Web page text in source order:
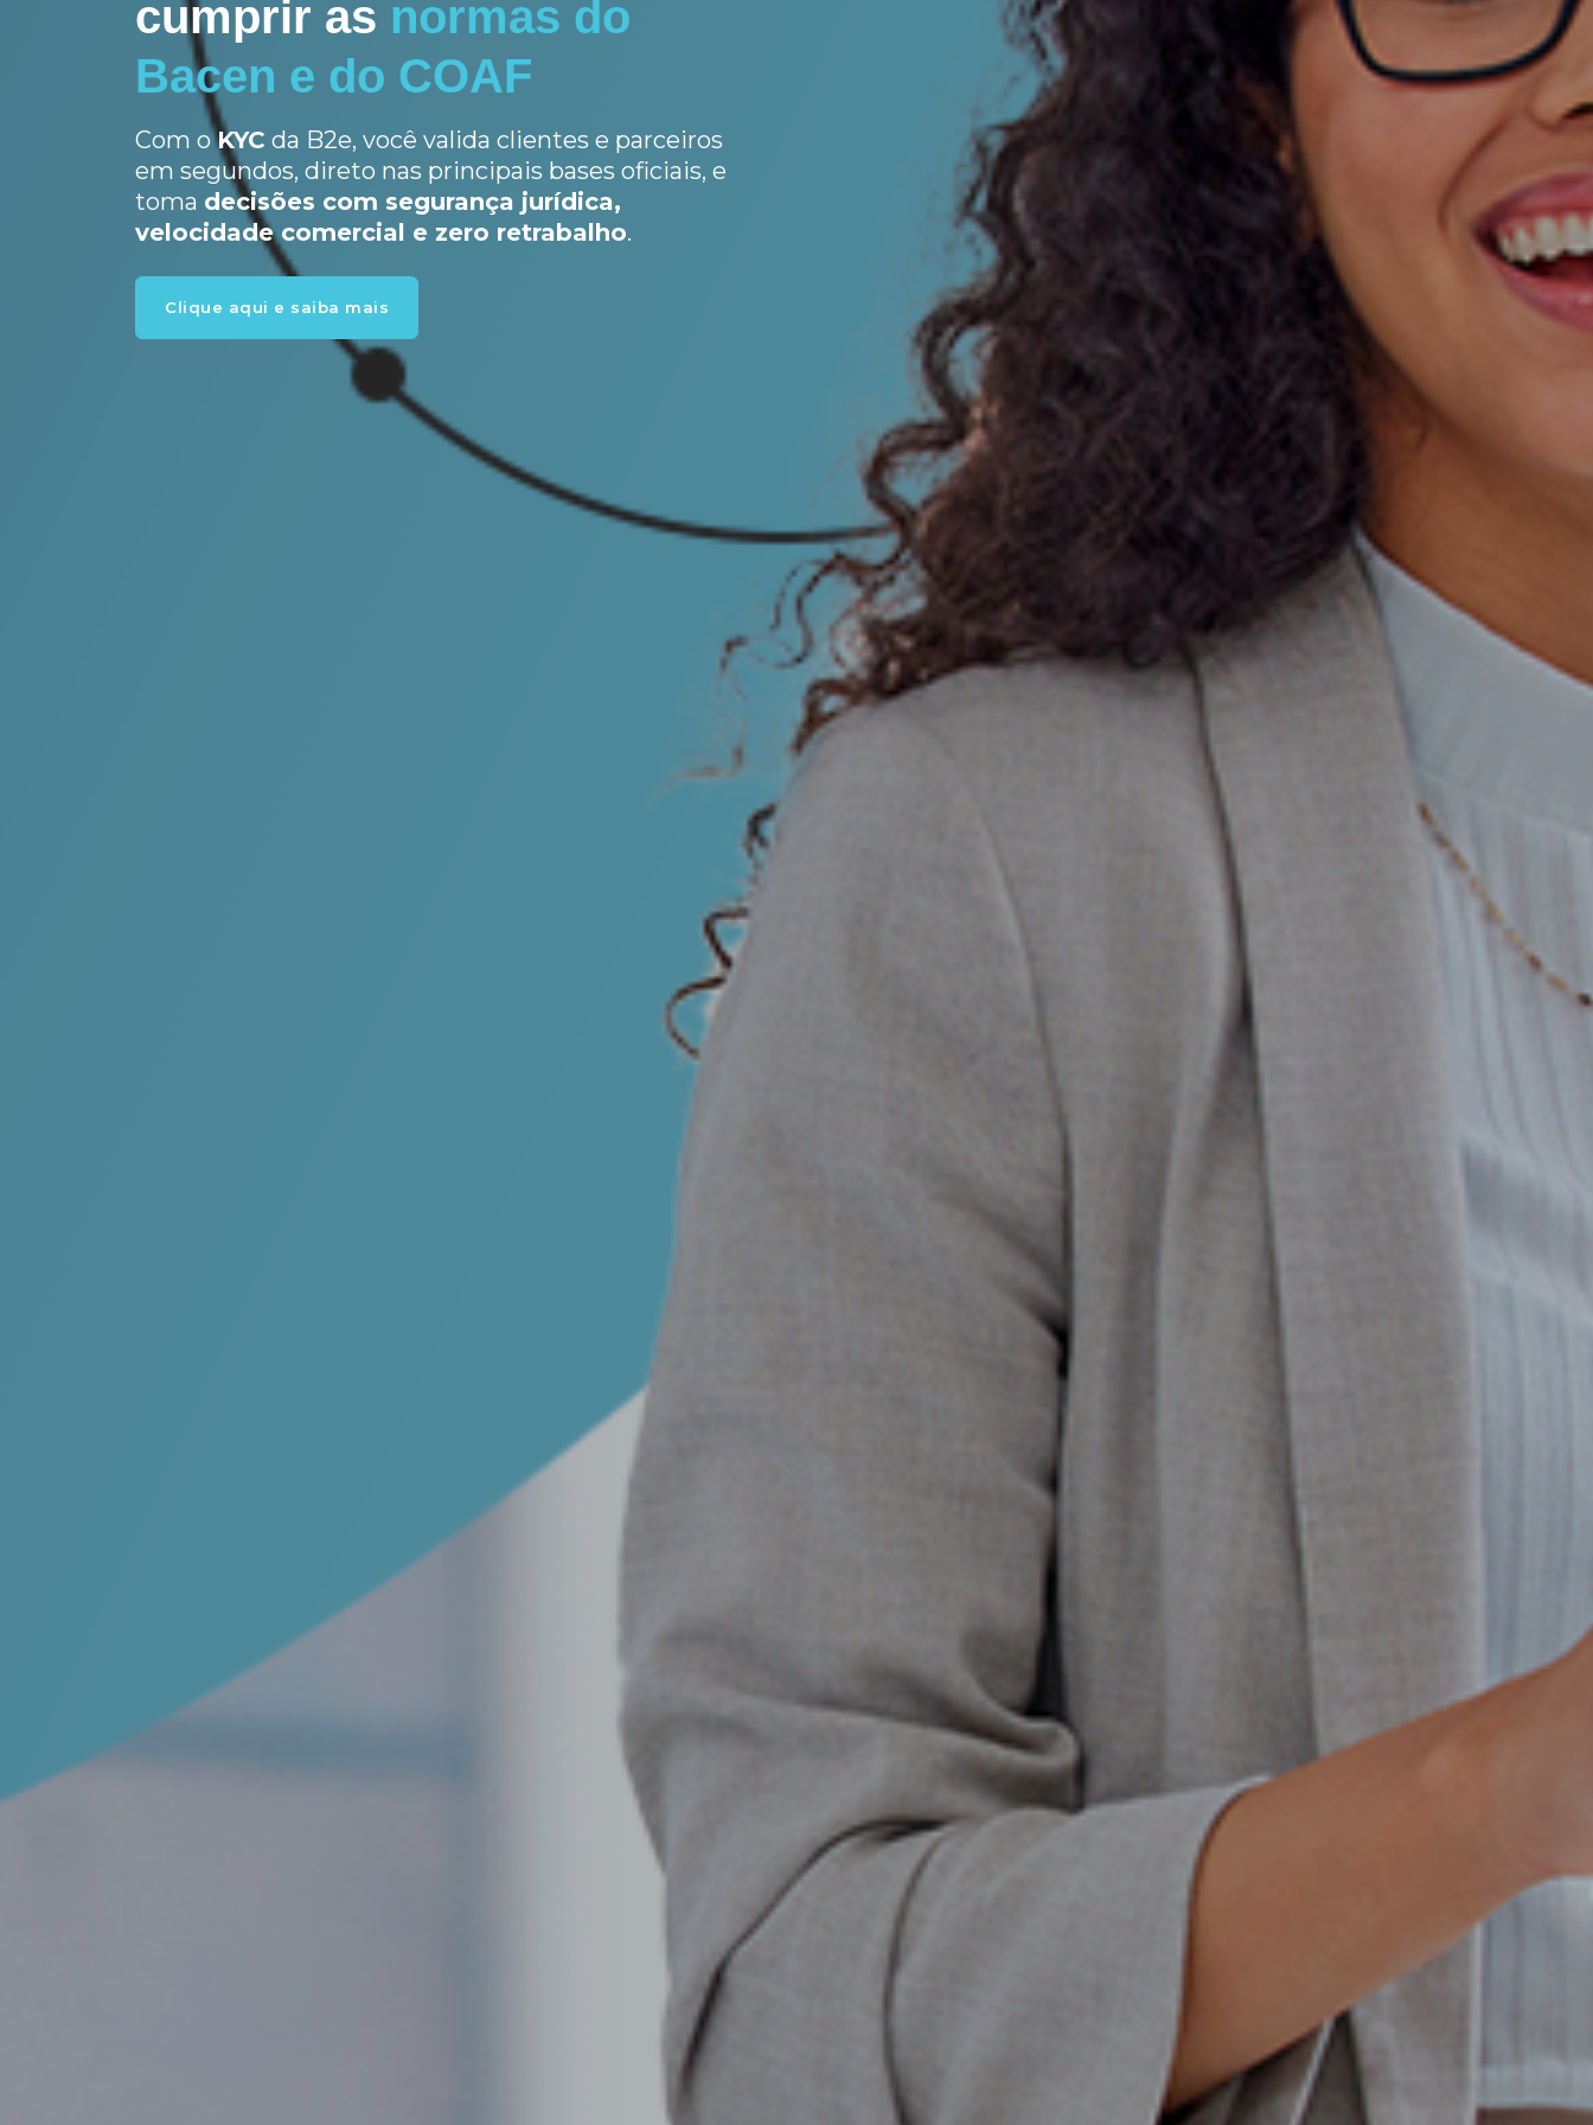
cumprir as normas do
Bacen e do COAF
Com oKYC da B2e, você valida clientes e parceiros
em segundos, direto nas principais bases oficiais, e
toma decisões com segurança jurídica,
velocidade comercial e zero retrabalho.
Clique aqui e saiba mais